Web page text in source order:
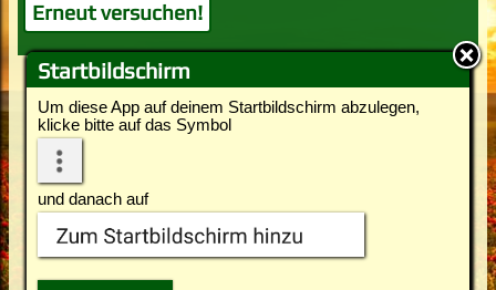
Startbildschirm
Um diese App auf deinem Startbildschirm abzulegen,
klicke bitte auf das Symbol
und danach auf
Erneut versuchen!